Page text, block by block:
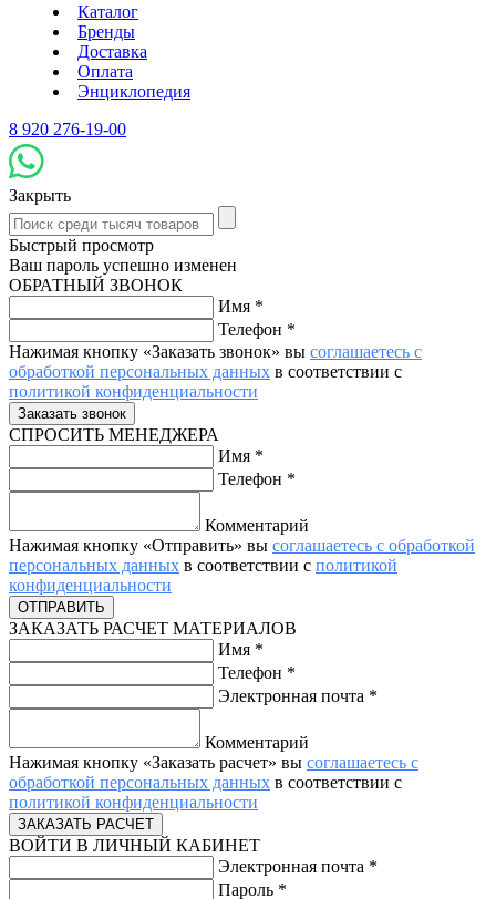
Каталог
Бренды
Доставка
Оплата
Энциклопедия
8 920 276-19-00
Закрыть
Быстрый просмотр
Ваш пароль успешно изменен
ОБРАТНЫЙ ЗВОНОК
Имя *
Телефон *
Нажимая кнопку «Заказать звонок» вы соглашаетесь с
обработкой персональных данных в соответствии с
политикой конфиденциальности
СПРОСИТЬ МЕНЕДЖЕРА
Имя *
Телефон *
Комментарий
Нажимая кнопку «Отправить» вы соглашаетесь с обработкой
персональных данных в соответствии с политикой
конфиденциальности
ЗАКАЗАТЬ РАСЧЕТ МАТЕРИАЛОВ
Имя *
Телефон *
Электронная почта *
Комментарий
Нажимая кнопку «Заказать расчет» вы соглашаетесь с
обработкой персональных данных в соответствии с
политикой конфиденциальности
ВОЙТИ В ЛИЧНЫЙ КАБИНЕТ
Электронная почта *
Пароль *